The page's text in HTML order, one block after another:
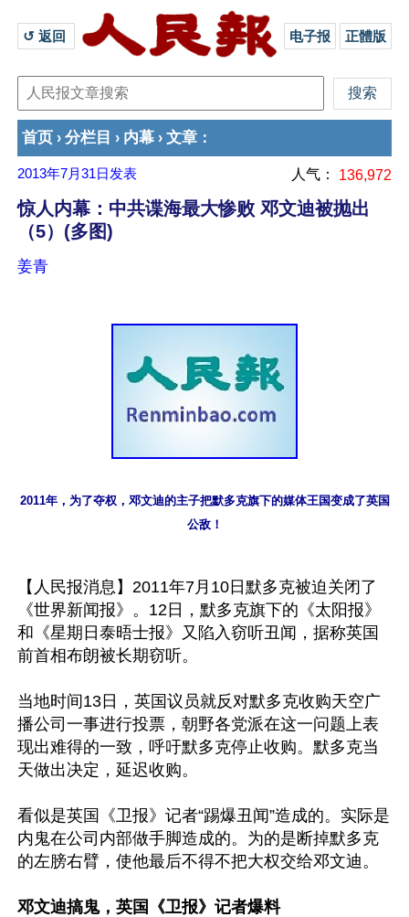
↺ 返回 电子报 正體版
首页 › 分栏目 › 内幕 › 文章 ：
2013年7月31日 发表 人气： 136,972
惊人内幕：中共谍海最大惨败 邓文迪被抛出
（5）(多图)
姜青
2011年，为了夺权，邓文迪的主子把默多克旗下的媒体王国变成了英国
公敌！
【人民报消息】2011年7月10日默多克被迫关闭了
《世界新闻报》。12日，默多克旗下的《太阳报》
和《星期日泰晤士报》又陷入窃听丑闻，据称英国
前首相布朗被长期窃听。
当地时间13日，英国议员就反对默多克收购天空广
播公司一事进行投票，朝野各党派在这一问题上表
现出难得的一致，呼吁默多克停止收购。默多克当
天做出决定，延迟收购。
看似是英国《卫报》记者“踢爆丑闻”造成的。实际是
内鬼在公司内部做手脚造成的。为的是断掉默多克
的左膀右臂，使他最后不得不把大权交给邓文迪。
邓文迪搞鬼，英国《卫报》记者爆料